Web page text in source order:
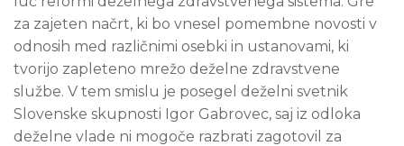
za zajeten načrt, ki bo vnesel pomembne novosti v
odnosih med različnimi osebki in ustanovami, ki
tvorijo zapleteno mrežo deželne zdravstvene
službe. V tem smislu je posegel deželni svetnik
Slovenske skupnosti Igor Gabrovec, saj iz odloka
deželne vlade ni mogoče razbrati zagotovil za